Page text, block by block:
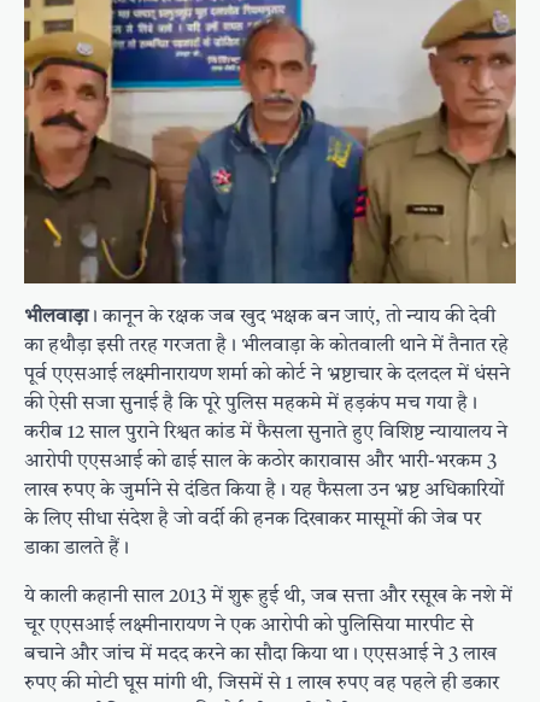
भीलवाड़ा। कानून के रक्षक जब खुद भक्षक बन जाएं, तो न्याय की देवी
का हथौड़ा इसी तरह गरजता है। भीलवाड़ा के कोतवाली थाने में तैनात रहे
पूर्व एएसआई लक्ष्मीनारायण शर्मा को कोर्ट ने भ्रष्टाचार के दलदल में धंसने
की ऐसी सजा सुनाई है कि पूरे पुलिस महकमे में हड़कंप मच गया है।
करीब 12 साल पुराने रिश्वत कांड में फैसला सुनाते हुए विशिष्ट न्यायालय ने
आरोपी एएसआई को ढाई साल के कठोर कारावास और भारी-भरकम 3
लाख रुपए के जुर्माने से दंडित किया है। यह फैसला उन भ्रष्ट अधिकारियों
के लिए सीधा संदेश है जो वर्दी की हनक दिखाकर मासूमों की जेब पर
डाका डालते हैं।
ये काली कहानी साल 2013 में शुरू हुई थी, जब सत्ता और रसूख के नशे में
चूर एएसआई लक्ष्मीनारायण ने एक आरोपी को पुलिसिया मारपीट से
बचाने और जांच में मदद करने का सौदा किया था। एएसआई ने 3 लाख
रुपए की मोटी घूस मांगी थी, जिसमें से 1 लाख रुपए वह पहले ही डकार